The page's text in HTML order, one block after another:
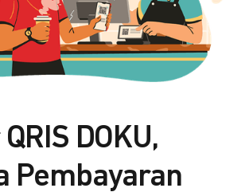
DOKU,
Pembayaran